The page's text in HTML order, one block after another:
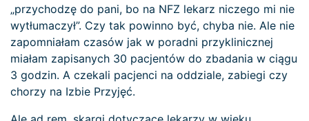
„przychodzę do pani, bo na NFZ lekarz niczego mi nie
wytłumaczył”. Czy tak powinno być, chyba nie. Ale nie
zapomniałam czasów jak w poradni przyklinicznej
miałam zapisanych 30 pacjentów do zbadania w ciągu
3 godzin. A czekali pacjenci na oddziale, zabiegi czy
chorzy na Izbie Przyjęć.